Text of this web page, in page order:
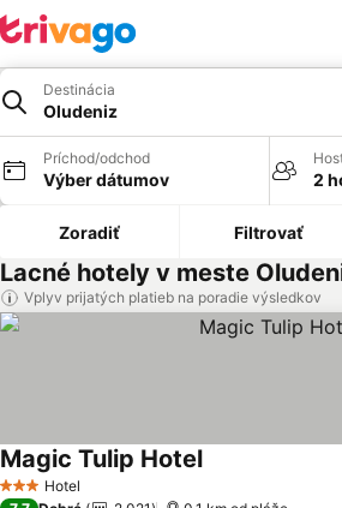
Destinácia
Oludeniz
Príchod/odchod
Výber dátumov 2
Zoradiť Filtrovať
Lacné hotely v meste
Vplyv prijatých platieb na poradie výsledkov
3 Počet hviezdičiek
Hotel
Magic Tulip HotelZobraziť ceny